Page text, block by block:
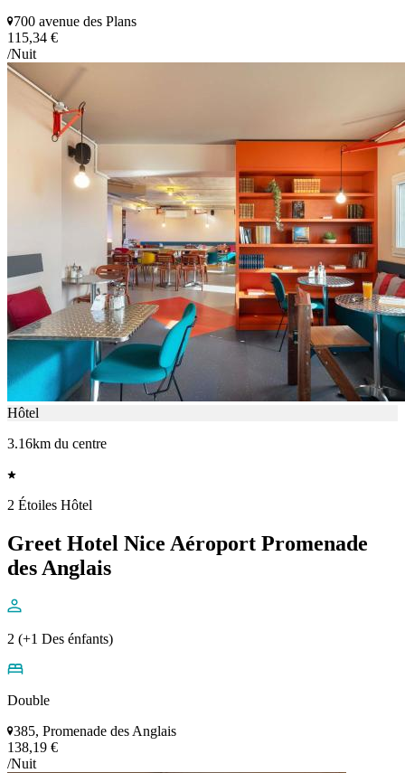
700 avenue des Plans
115,34 €
/Nuit
Hôtel
3.16km du centre
2 Étoiles Hôtel
Greet Hotel Nice Aéroport Promenade
des Anglais
2 (+1 Des énfants)
Double
385, Promenade des Anglais
138,19 €
/Nuit